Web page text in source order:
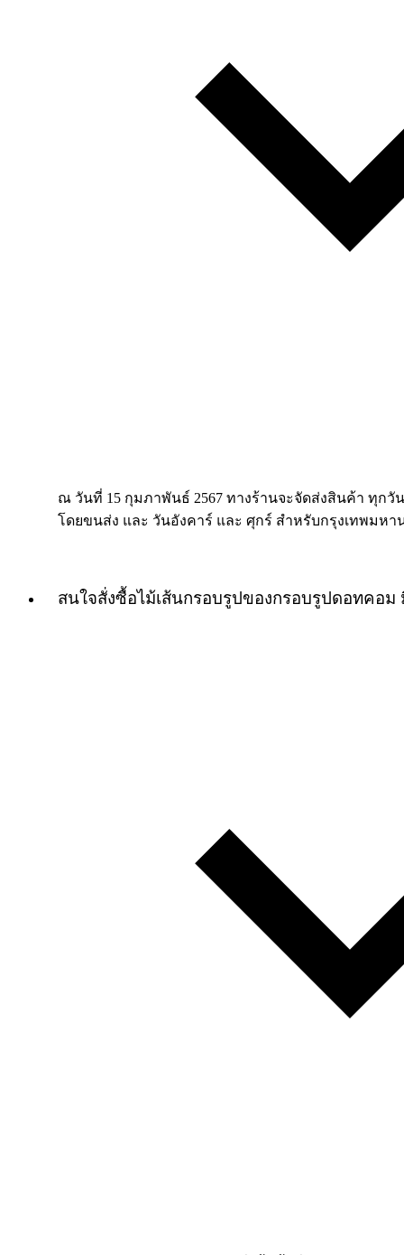
ณ วันที่ 15 กุมภาพันธ์ 2567 ทางร้านจะจัดส่งสินค้า ทุกวั
โดยขนส่ง และ วันอังคาร์ และ ศุกร์ สำหรับกรุงเทพมห
สนใจสั่งซื้อไม้เส้นกรอบรูปของกรอบรูปดอทคอ